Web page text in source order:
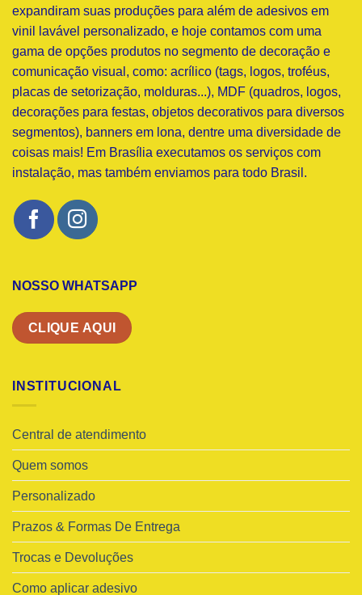
expandiram suas produções para além de adesivos em
vinil lavável personalizado, e hoje contamos com uma
gama de opções produtos no segmento de decoração e
comunicação visual, como: acrílico (tags, logos, troféus,
placas de setorização, molduras...), MDF (quadros, logos,
decorações para festas, objetos decorativos para diversos
segmentos), banners em lona, dentre uma diversidade de
coisas mais! Em Brasília executamos os serviços com
instalação, mas também enviamos para todo Brasil.
NOSSO WHATSAPP
CLIQUE AQUI
INSTITUCIONAL
Central de atendimento
Quem somos
Personalizado
Prazos & Formas De Entrega
Trocas e Devoluções
Como aplicar adesivo